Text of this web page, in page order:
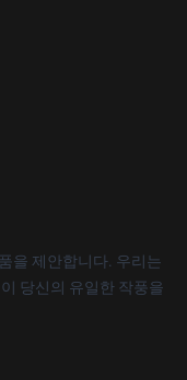
을 제안합니다. 우리는
당신의 유일한 작풍을